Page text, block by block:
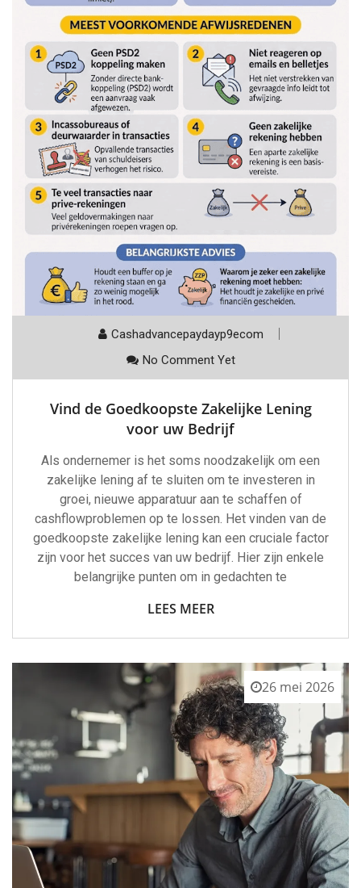
Cashadvancepaydayp9ecom
No Comment Yet
Vind de Goedkoopste Zakelijke Lening
voor uw Bedrijf
Als ondernemer is het soms noodzakelijk om een
zakelijke lening af te sluiten om te investeren in
groei, nieuwe apparatuur aan te schaffen of
cashflowproblemen op te lossen. Het vinden van de
goedkoopste zakelijke lening kan een cruciale factor
zijn voor het succes van uw bedrijf. Hier zijn enkele
belangrijke punten om in gedachten te
LEES MEER
26 mei 2026